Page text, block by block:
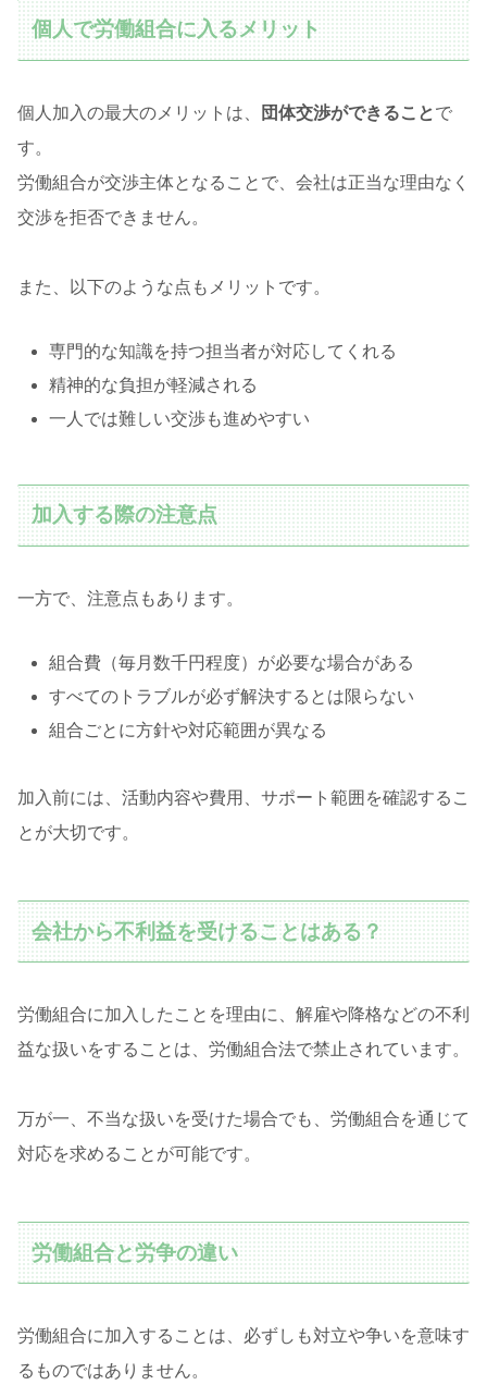
個人で労働組合に入るメリット
個人加入の最大のメリットは、 団体交渉ができることで
す。
労働組合が交渉主体となることで、会社は正当な理由なく
交渉を拒否できません。
また、以下のような点もメリットです。
専門的な知識を持つ担当者が対応してくれる
精神的な負担が軽減される
一人では難しい交渉も進めやすい
加入する際の注意点
一方で、注意点もあります。
組合費（毎月数千円程度）が必要な場合がある
すべてのトラブルが必ず解決するとは限らない
組合ごとに方針や対応範囲が異なる
加入前には、活動内容や費用、サポート範囲を確認するこ
とが大切です。
会社から不利益を受けることはある？
労働組合に加入したことを理由に、解雇や降格などの不利
益な扱いをすることは、労働組合法で禁止されています。
万が一、不当な扱いを受けた場合でも、労働組合を通じて
対応を求めることが可能です。
労働組合と労争の違い
労働組合に加入することは、必ずしも対立や争いを意味す
るものではありません。